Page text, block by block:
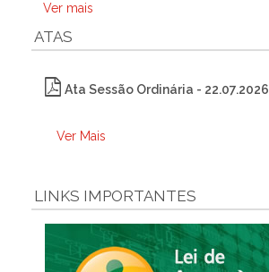
Ver mais
ATAS
Ata Sessão Ordinária - 22.07.2026
Ver Mais
LINKS IMPORTANTES